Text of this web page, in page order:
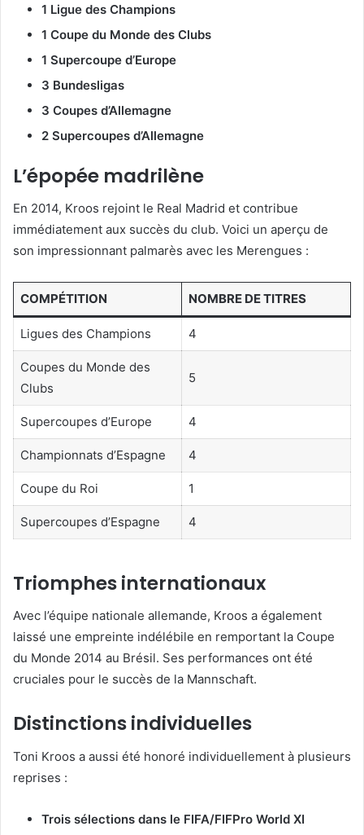
1 Ligue des Champions
1 Coupe du Monde des Clubs
1 Supercoupe d’Europe
3 Bundesligas
3 Coupes d’Allemagne
2 Supercoupes d’Allemagne
L’épopée madrilène
En 2014, Kroos rejoint le Real Madrid et contribue
immédiatement aux succès du club. Voici un aperçu de
son impressionnant palmarès avec les Merengues :
COMPÉTITION NOMBRE DE TITRES
Ligues des Champions 4
Coupes du Monde des
Clubs
5
Supercoupes d’Europe 4
Championnats d’Espagne 4
Coupe du Roi 1
Supercoupes d’Espagne 4
Triomphes internationaux
Avec l’équipe nationale allemande, Kroos a également
laissé une empreinte indélébile en remportant la Coupe
du Monde 2014 au Brésil. Ses performances ont été
cruciales pour le succès de la Mannschaft.
Distinctions individuelles
Toni Kroos a aussi été honoré individuellement à plusieurs
reprises :
Trois sélections dans le FIFA/FIFPro World XI